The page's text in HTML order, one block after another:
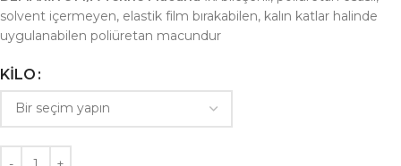
solvent içermeyen, elastik film bırakabilen, kalın katlar halinde
uygulanabilen poliüretan macundur
KILO